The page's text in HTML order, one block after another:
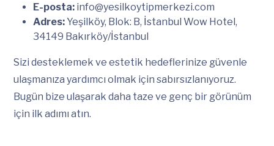
E-posta: info@yesilkoytipmerkezi.com
Adres:Yeşilköy, Blok: B, İstanbul Wow Hotel,
34149 Bakırköy/İstanbul
Sizi desteklemek ve estetik hedeflerinize güvenle
ulaşmanıza yardımcı olmak için sabırsızlanıyoruz.
Bugün bize ulaşarak daha taze ve genç bir görünüm
için ilk adımı atın.